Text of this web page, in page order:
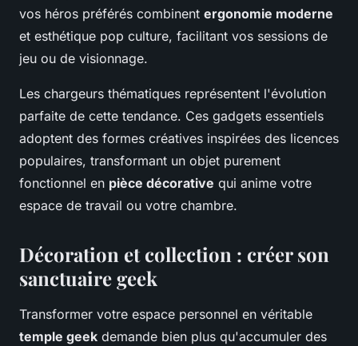
vos héros préférés combinent ergonomie moderne
et esthétique pop culture, facilitant vos sessions de
jeu ou de visionnage.
Les chargeurs thématiques représentent l'évolution
parfaite de cette tendance. Ces gadgets essentiels
adoptent des formes créatives inspirées des licences
populaires, transformant un objet purement
fonctionnel en pièce décorative qui anime votre
espace de travail ou votre chambre.
Décoration et collection : créer son
sanctuaire geek
Transformer votre espace personnel en véritable
temple geek demande bien plus qu'accumuler des